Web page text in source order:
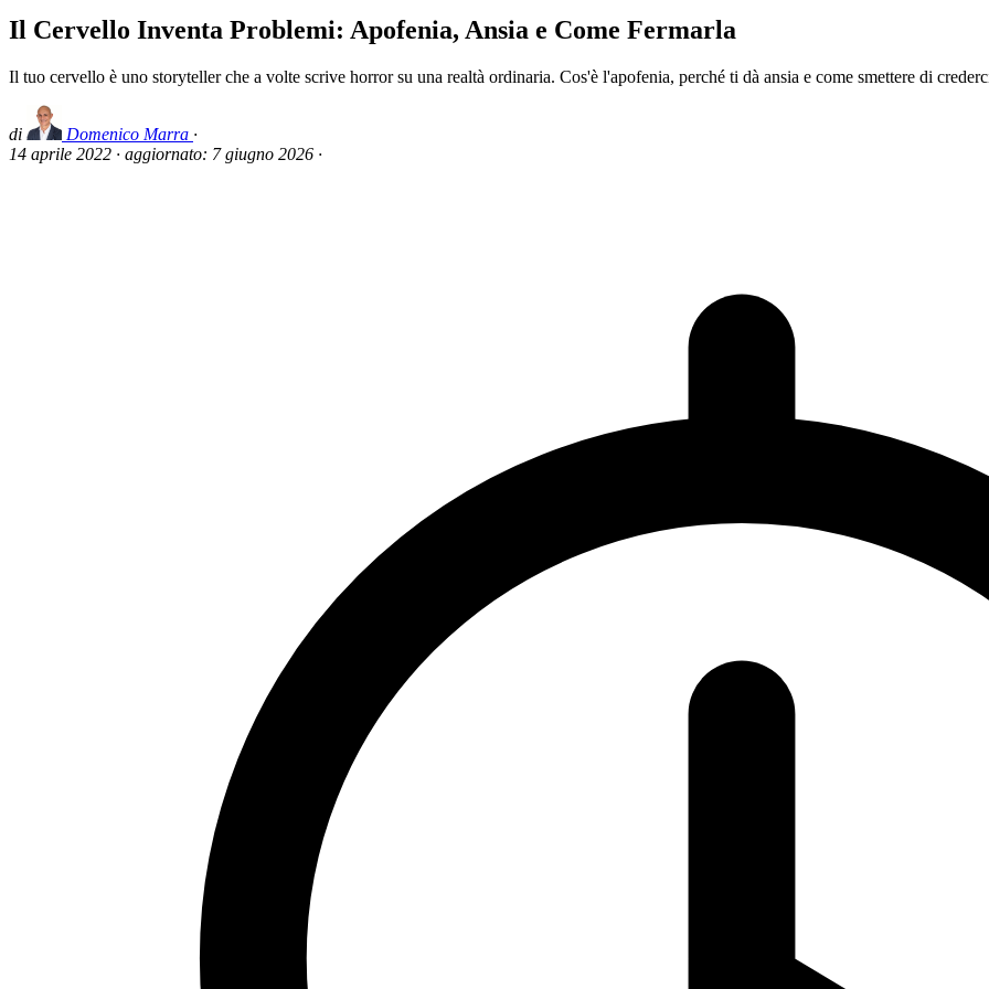
Il Cervello Inventa Problemi: Apofenia, Ansia e Come Fermarla
Il tuo cervello è uno storyteller che a volte scrive horror su una realtà ordinaria. Cos'è l'apofenia, perché ti dà ansia e come smettere di
di Domenico Marra ·
14 aprile 2022 · aggiornato: 7 giugno 2026 ·